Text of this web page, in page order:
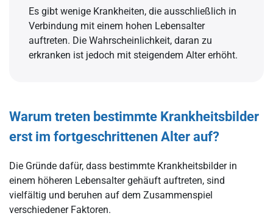
Es gibt wenige Krankheiten, die ausschließlich in
Verbindung mit einem hohen Lebensalter
auftreten. Die Wahrscheinlichkeit, daran zu
erkranken ist jedoch mit steigendem Alter erhöht.
Warum treten bestimmte Krankheitsbilder
erst im fortgeschrittenen Alter auf?
Die Gründe dafür, dass bestimmte Krankheitsbilder in
einem höheren Lebensalter gehäuft auftreten, sind
vielfältig und beruhen auf dem Zusammenspiel
verschiedener Faktoren.